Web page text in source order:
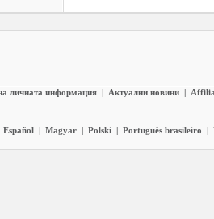
личната информация | Актуални новини |
Español | Magyar | Polski | Português brasileiro |